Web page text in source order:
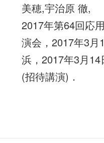
美穂,宇治原 徹,
2017年第64回応
演会，2017年3月
浜，2017年3月
(招待講演)．